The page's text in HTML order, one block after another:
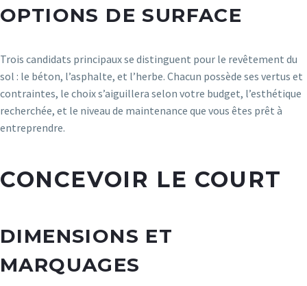
OPTIONS DE SURFACE
Trois candidats principaux se distinguent pour le revêtement du
sol : le béton, l’asphalte, et l’herbe. Chacun possède ses vertus et
contraintes, le choix s’aiguillera selon votre budget, l’esthétique
recherchée, et le niveau de maintenance que vous êtes prêt à
entreprendre.
CONCEVOIR LE COURT
DIMENSIONS ET
MARQUAGES